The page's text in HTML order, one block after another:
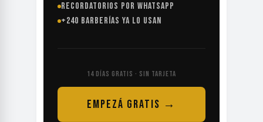
RECORDATORIOS POR WHATSAPP
+240 BARBERÍAS YA LO USAN
14 DÍAS GRATIS · SIN TARJETA
EMPEZÁ GRATIS →